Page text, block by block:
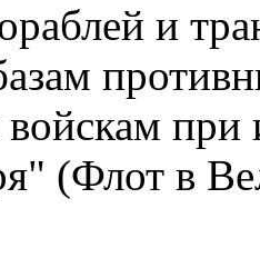
и
при
(Флот в